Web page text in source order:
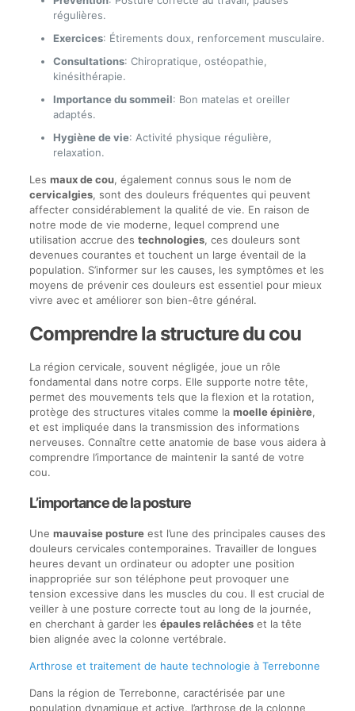
régulières.
Exercices: Étirements doux, renforcement musculaire.
Consultations: Chiropratique, ostéopathie,
kinésithérapie.
Importance du sommeil: Bon matelas et oreiller
adaptés.
Hygiène de vie: Activité physique régulière,
relaxation.
Les maux de cou, également connus sous le nom de
cervicalgies, sont des douleurs fréquentes qui peuvent
affecter considérablement la qualité de vie. En raison de
notre mode de vie moderne, lequel comprend une
utilisation accrue des technologies, ces douleurs sont
devenues courantes et touchent un large éventail de la
population. S’informer sur les causes, les symptômes et les
moyens de prévenir ces douleurs est essentiel pour mieux
vivre avec et améliorer son bien-être général.
Comprendre la structure du cou
La région cervicale, souvent négligée, joue un rôle
fondamental dans notre corps. Elle supporte notre tête,
permet des mouvements tels que la flexion et la rotation,
protège des structures vitales comme la moelle épinière,
et est impliquée dans la transmission des informations
nerveuses. Connaître cette anatomie de base vous aidera à
comprendre l’importance de maintenir la santé de votre
cou.
L’importance de la posture
Une mauvaise postureest l’une des principales causes des
douleurs cervicales contemporaines. Travailler de longues
heures devant un ordinateur ou adopter une position
inappropriée sur son téléphone peut provoquer une
tension excessive dans les muscles du cou. Il est crucial de
veiller à une posture correcte tout au long de la journée,
en cherchant à garder les épaules relâchéeset la tête
bien alignée avec la colonne vertébrale.
Arthrose et traitement de haute technologie à Terrebonne
Dans la région de Terrebonne, caractérisée par une
population dynamique et active, l’arthrose de la colonne